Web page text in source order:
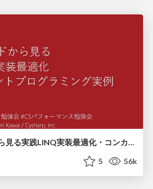
5 56k